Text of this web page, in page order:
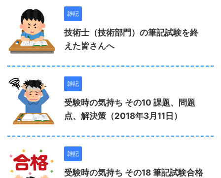
雑記
技術士（技術部門）の筆記試験を終
えた皆さんへ
雑記
受験時の気持ち その10 課題、問題
点、解決策（2018年3月11日）
雑記
受験時の気持ち その18 筆記試験合格